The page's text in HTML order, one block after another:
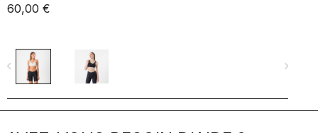
60,00 €
navigate_before navigate_next